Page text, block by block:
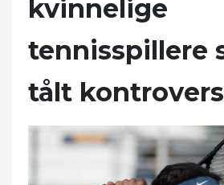
kvinnelige
tennisspillere
tålt kontrovers